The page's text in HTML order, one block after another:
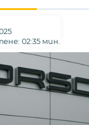
02:35 мин.